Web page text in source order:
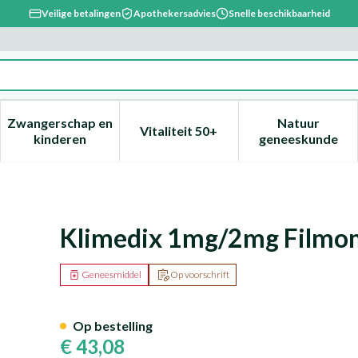
Veilige betalingen Apothekersadvies Snelle beschikbaarheid
verzorging en hygiëne categorie
voor Dieet, voeding en vitamines categorie
Zwangerschap en
kinderenToon submenu voor Zwangerschap en kinderen
Vitaliteit 50+Toon submenu voor Vitaliteit
Natuur
geneeskunde
Toon
3 X 28
Klimedix 1mg/2mg
Op voorschrift
Geneesmiddel
€ 43,08
Op bestelling